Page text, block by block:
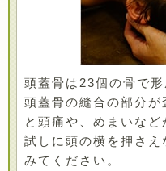
頭蓋骨は23個の骨で形
頭蓋骨の縫合の部分が
と頭痛や、めまいなど
試しに頭の横を押さえ
みてください。